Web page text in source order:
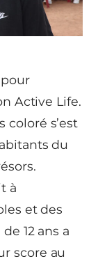
Active Life.
coloré s’est
du
à
et des
12 ans a
score au